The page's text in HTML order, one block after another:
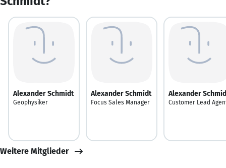
Alexander Schmidt
Geophysiker
Alexander Schmidt
Focus Sales Manager
Alexander
Customer Lead
Weitere Mitglieder